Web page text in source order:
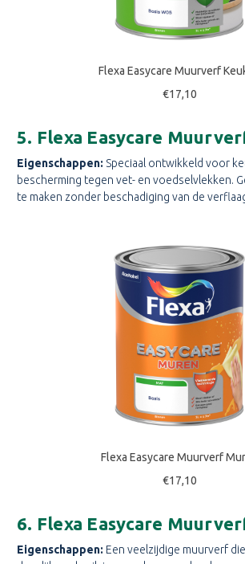
Flexa Easycare Muurverf
€17,10
5. Flexa Easycare
Eigenschappen: Speciaal ontwikkeld voor
bescherming tegen vet- en voedselvlekken.
te maken zonder beschadiging van de
Flexa Easycare Muurverf
€17,10
6. Flexa Easycare
Eigenschappen: Een veelzijdige muurverf